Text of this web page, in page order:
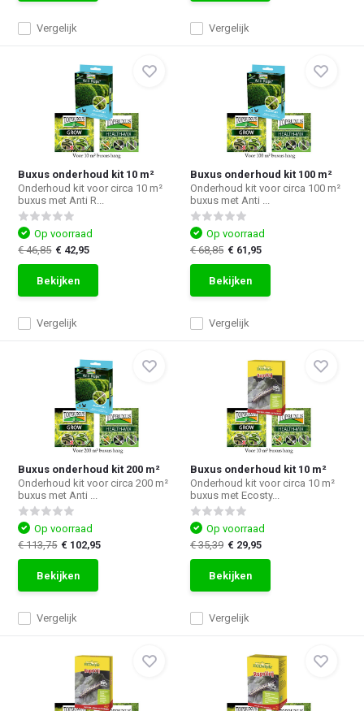
Vergelijk Vergelijk
Buxus onderhoud kit 10 m²
Onderhoud kit voor circa 10 m²
buxus met Anti R...
Vergelijk
Op voorraad
€ 46,85 € 42,95
Bekijken
Buxus onderhoud kit 100 m²
Onderhoud kit voor circa 100 m²
buxus met Anti ...
Vergelijk
Op voorraad
€ 68,85 € 61,95
Bekijken
Buxus onderhoud kit 200 m²
Onderhoud kit voor circa 200 m²
buxus met Anti ...
Vergelijk
Op voorraad
€ 113,75 € 102,95
Bekijken
Buxus onderhoud kit 10 m²
Onderhoud kit voor circa 10 m²
buxus met Ecosty...
Vergelijk
Op voorraad
€ 35,39 € 29,95
Bekijken